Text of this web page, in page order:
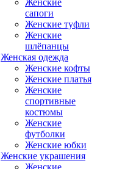
Женские
сапоги
Женские туфли
Женские
шлёпанцы
Женская одежда
Женские кофты
Женские платья
Женские
спортивные
костюмы
Женские
футболки
Женские юбки
Женские украшения
Женские